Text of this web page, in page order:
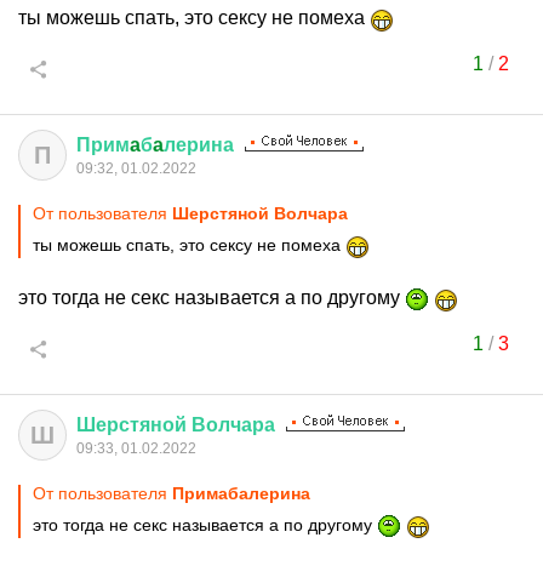
ты можешь спать, это сексу не помеха
1 / 2
П Примaбaлерина
09:32, 01.02.2022
От пользователя Шерстяной Волчара
ты можешь спать, это сексу не помеха
это тогда не секс называется а по другому
1 /3
Ш Шерстяной Волчара
09:33, 01.02.2022
От пользователя Примaбaлерина
это тогда не секс называется а по другому